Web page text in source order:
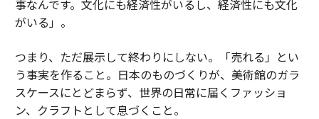
事なんです。文化にも経済性がいるし、経済性にも文化
がいる」。
つまり、ただ展示して終わりにしない。「売れる」とい
う事実を作ること。日本のものづくりが、美術館のガラ
スケースにとどまらず、世界の日常に届くファッショ
ン、クラフトとして息づくこと。